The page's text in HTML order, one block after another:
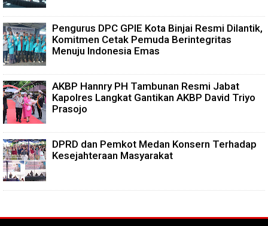
Pengurus DPC GPIE Kota Binjai Resmi Dilantik,
Komitmen Cetak Pemuda Berintegritas
Menuju Indonesia Emas
AKBP Hannry PH Tambunan Resmi Jabat
Kapolres Langkat Gantikan AKBP David Triyo
Prasojo
DPRD dan Pemkot Medan Konsern Terhadap
Kesejahteraan Masyarakat